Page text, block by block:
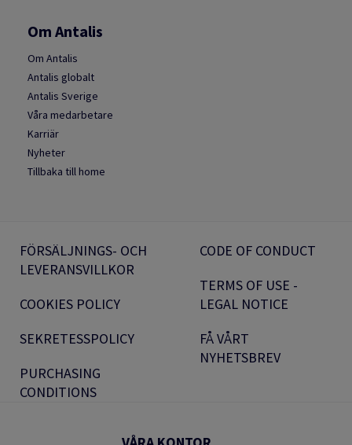
Om Antalis
Om Antalis
Antalis globalt
Antalis Sverige
Våra medarbetare
Karriär
Nyheter
Tillbaka till home
FÖRSÄLJNINGS- OCH
LEVERANSVILLKOR
COOKIES POLICY
SEKRETESSPOLICY
PURCHASING
CONDITIONS
CODE OF CONDUCT
TERMS OF USE -
LEGAL NOTICE
FÅ VÅRT
NYHETSBREV